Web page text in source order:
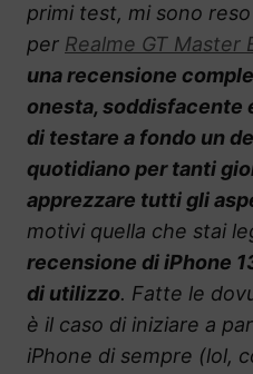
primi test, mi sono
per Realme GT Master
una recensione
onesta, soddisfacente
di testare a fondo un
quotidiano per tanti
apprezzare tutti gli
motivi quella che stai
recensione di iPhone
di utilizzo. Fatte le
è il caso di iniziare a
iPhone di sempre (lol,